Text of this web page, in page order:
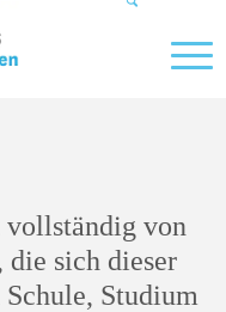
vollständig von
die sich dieser
Studium